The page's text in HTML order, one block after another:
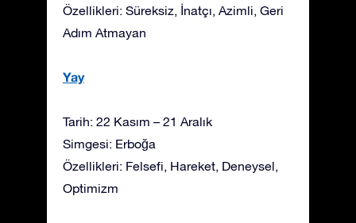
Özellikleri: Süreksiz, İnatçı, Azimli, Geri
Adım Atmayan
Yay
Tarih: 22 Kasım – 21 Aralık
Simgesi: Erboğa
Özellikleri: Felsefi, Hareket, Deneysel,
Optimizm